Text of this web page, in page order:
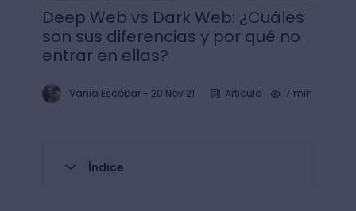
Deep Web vs Dark Web: ¿Cuáles
son sus diferencias y por qué no
entrar en ellas?
Vania Escobar- 20 Nov 21 Articulo 7 min.
Índice